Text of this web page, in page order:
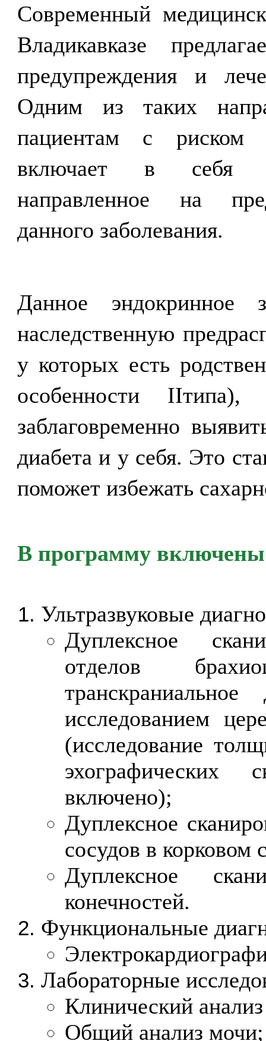
Современный
Владикавказе
предупреждения и
Одним из таких
пациентам с риском
включает в себя
направленное на
данного заболевания.
Данное эндокринное
наследственную
у которых есть
особенности IIтипа),
заблаговременно
диабета и у себя. Это
поможет избежать
В программу
Ультразвуковые
Дуплексное
отделов
исследованием
(исследование
эхографических
включено);
Дуплексное
сосудов в корковом
Дуплексное
конечностей.
Функциональные
Лабораторные
Клинический
Общий анализ мочи;